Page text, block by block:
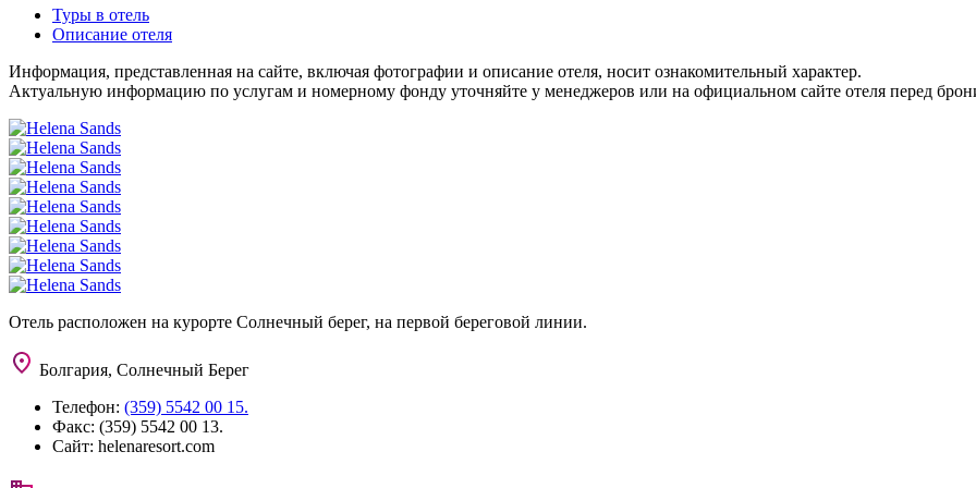
Туры в отель
Описание отеля
Информация, представленная на сайте, включая фотографии и описание отеля, носит ознакомительный характер.
Актуальную информацию по услугам и номерному фонду уточняйте у менеджеров или на официальном сайте отеля перед
Отель расположен на курорте Солнечный берег, на первой береговой линии.
Болгария, Солнечный Берег
Телефон: (359) 5542 00 15.
Факс: (359) 5542 00 13.
Сайт: helenaresort.com